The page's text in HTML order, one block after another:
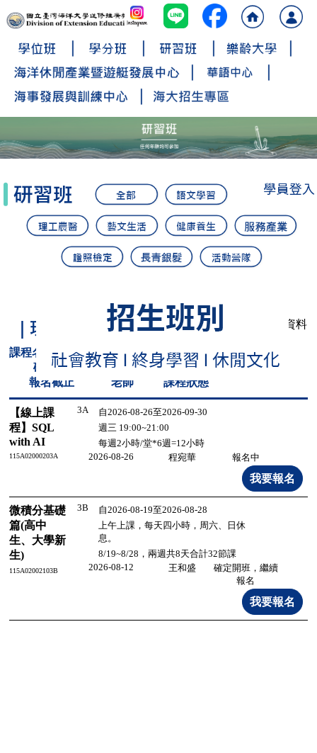
｜理工農醫 熱烈進行中
筆資料
課程名稱/代
碼
班別
日期/時間
報名截止
老師 課程狀態
【線上課
程】SQL
with AI
115A02000203A
3A
自2026-08-26至2026-09-30
週三 19:00~21:00
每週2小時/堂*6週=12小時
2026-08-26
程宛華 報名中
微積分基礎
篇(高中
生、大學新
生)
115A02002103B
3B
自2026-08-19至2026-08-28
上午上課，每天四小時，周六、日休
息。
8/19~8/28，兩週共8天合計32節課
2026-08-12
王和盛
確定開班，繼續
報名